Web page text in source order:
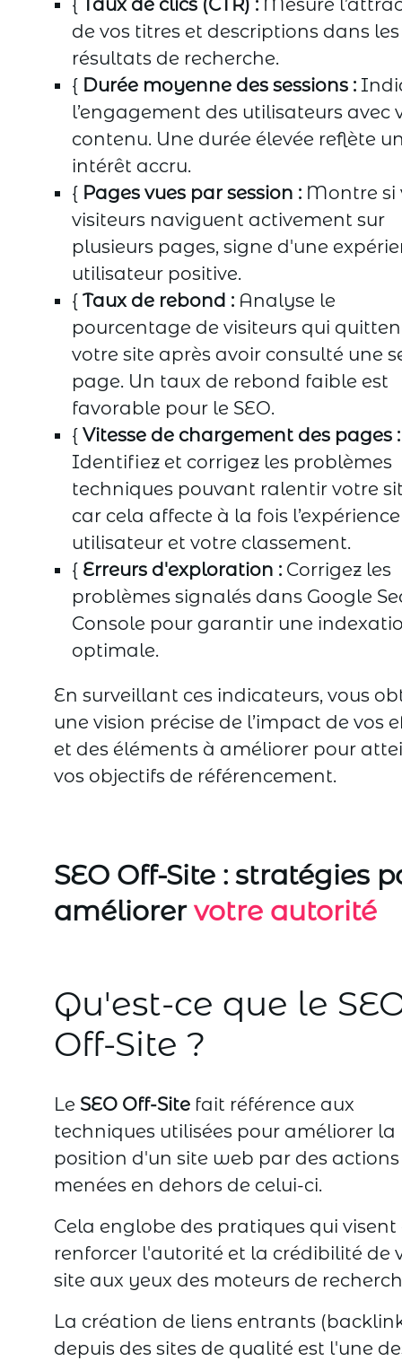
{ Taux de clics (CTR) : Mesure
de vos titres et descriptions dans les
résultats de recherche.
{ Durée moyenne des sessions :
l’engagement des utilisateurs avec
contenu. Une durée élevée reflète
intérêt accru.
{ Pages vues par session : Montre si
visiteurs naviguent activement sur
plusieurs pages, signe d'une
utilisateur positive.
{ Taux de rebond : Analyse le
pourcentage de visiteurs qui
votre site après avoir consulté une
page. Un taux de rebond faible est
favorable pour le SEO.
{ Vitesse de chargement des pages :
Identifiez et corrigez les problèmes
techniques pouvant ralentir votre
car cela affecte à la fois l’expérience
utilisateur et votre classement.
{ Erreurs d'exploration : Corrigez les
problèmes signalés dans Google
Console pour garantir une
optimale.
En surveillant ces indicateurs, vous
une vision précise de l’impact de vos
et des éléments à améliorer pour
vos objectifs de référencement.
SEO Off-Site : stratégies
améliorer votre autorité
Qu'est-ce que le
Off-Site ?
Le SEO Off-Site fait référence aux
techniques utilisées pour améliorer la
position d'un site web par des actions
menées en dehors de celui-ci.
Cela englobe des pratiques qui visent
renforcer l'autorité et la crédibilité de
site aux yeux des moteurs de
La création de liens entrants
depuis des sites de qualité est l'une